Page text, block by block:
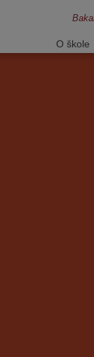
O škole